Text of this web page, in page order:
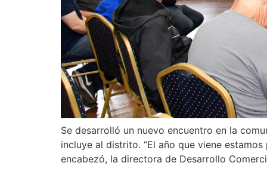
Se desarrolló un nuevo encuentro en la
incluye al distrito. “El año que viene
encabezó, la directora de Desarrollo